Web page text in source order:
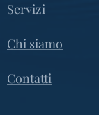
Servizi
Chi siamo
Contatti